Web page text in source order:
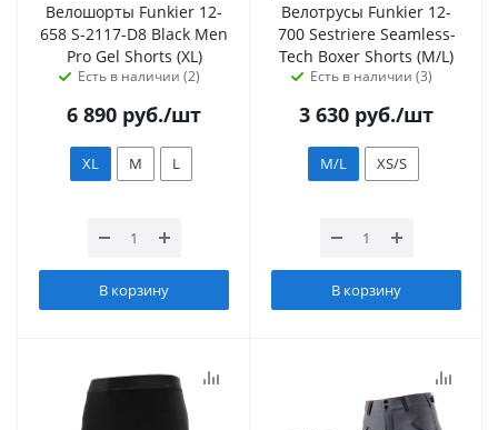
Велошорты Funkier 12-
658 S-2117-D8 Black Men
Pro Gel Shorts (XL)
Есть в наличии (2)
6 890 руб./шт
XL M L
В корзину
Велотрусы Funkier 12-
700 Sestriere Seamless-
Tech Boxer Shorts (M/L)
Есть в наличии (3)
3 630 руб./шт
M/L XS/S
В корзину